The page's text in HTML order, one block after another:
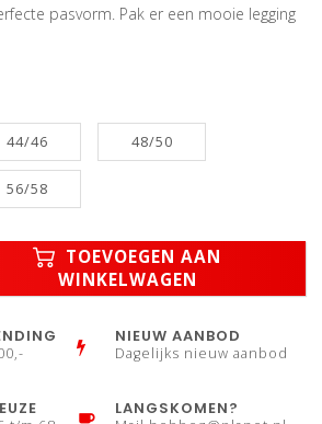
pasvorm. Pak er een mooie legging
44/46 48/50
56/58
TOEVOEGEN AAN
WINKELWAGEN
NIEUW AANBOD
Dagelijks nieuw aanbod
LANGSKOMEN?